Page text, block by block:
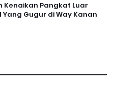
Kenaikan Pangkat Luar
Yang Gugur di Way Kanan